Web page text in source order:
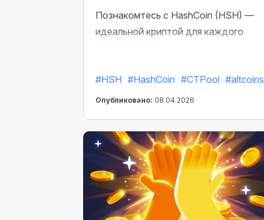
Познакомтесь с HashCoin (HSH) —
идеальной криптой для каждого
пользователя!
#HSH #HashCoin #CTPool #altcoins
Опубликовано: 08.04.2026